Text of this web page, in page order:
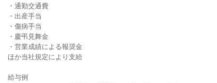
・通勤交通費
・出産手当
・傷病手当
・慶弔見舞金
・営業成績による報奨金
ほか当社規定により支給
給与例